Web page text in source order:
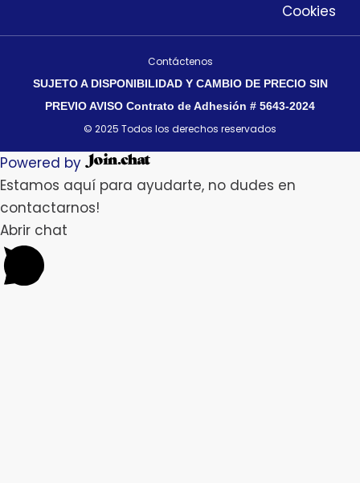
Cookies
© 2025 Todos los derechos reservados
SUJETO A DISPONIBILIDAD Y CAMBIO DE PRECIO SIN
PREVIO AVISO Contrato de Adhesión # 5643-2024
Contáctenos
Powered by
Estamos aquí para ayudarte, no dudes en
contactarnos!
Abrir chat